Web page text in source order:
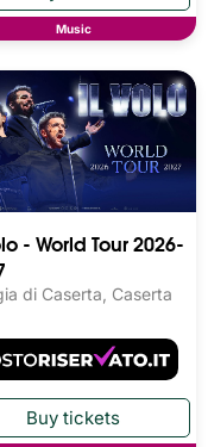
Music
- World Tour 2026-
di Caserta, Caserta